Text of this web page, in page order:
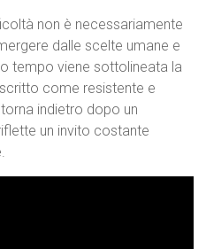
non è necessariamente
dalle scelte umane e
tempo viene sottolineata la
come resistente e
indietro dopo un
un invito costante